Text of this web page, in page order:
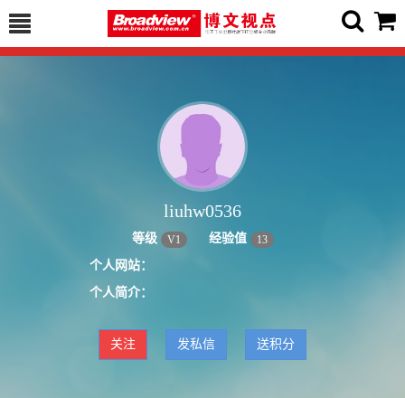
liuhw0536
等级 V1 经验值 13
个人网站：
个人简介：
关注 发私信 送积分